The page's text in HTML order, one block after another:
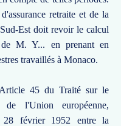
retraite et de la
Est doit revoir le calcul
M. Y... en prenant en
travaillés à Monaco.
45 du Traité sur le
de l'Union européenne,
28 février 1952 entre la